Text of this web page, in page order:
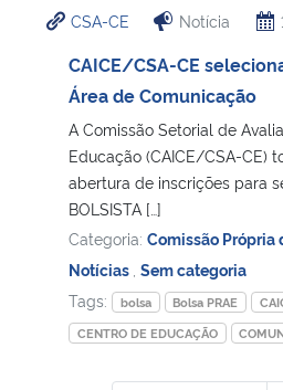
CSA-CE Notícia
CAICE/CSA-CE
Área de Comunicação
A Comissão Setorial de
Educação (CAICE/CSA-CE)
abertura de inscrições para
BOLSISTA […]
Categoria: Comissão Própria
Notícias Sem categoria
Tags:
bolsa Bolsa PRAE
CENTRO DE EDUCAÇÃO